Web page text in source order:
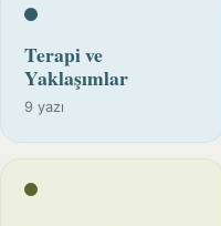
Terapi ve
Yaklaşımlar
9 yazı